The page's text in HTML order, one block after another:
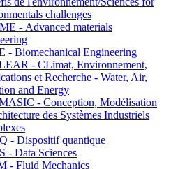
challenges
- Advanced materials
- Biomechanical Engineering
- CLimat, Environnement,
et Recherche - Water, Air,
and Energy
- Conception, Modélisation
des Systèmes Industriels
- Dispositif quantique
- Data Sciences
- Fluid Mechanics